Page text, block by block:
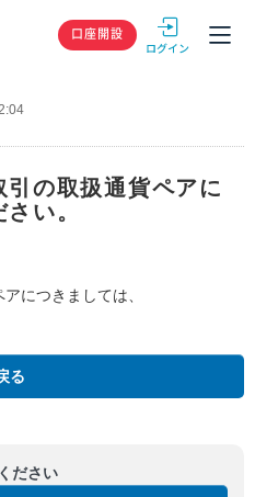
GMOクリック
口座開設
の取扱通貨ペアに
い。
につきましては、
る
ださい